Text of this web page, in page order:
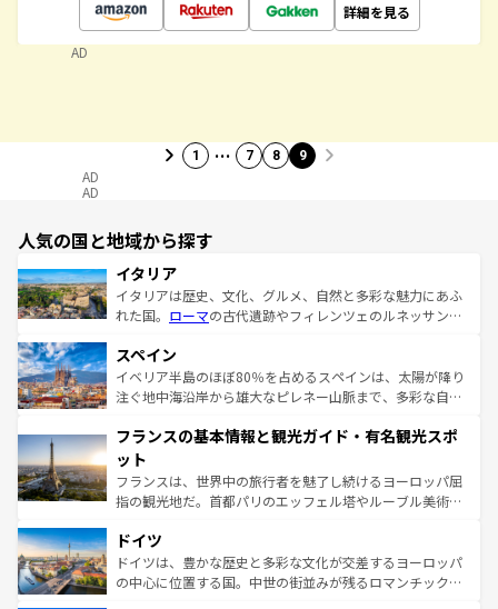
詳細を見る
AD
1 … 7 8 9
AD
AD
人気の国と地域から探す
イタリア
イタリアは歴史、文化、グルメ、自然と多彩な魅力にあふ
れた国。 ローマの古代遺跡やフィレンツェのルネッサンス
ろん、トスカーナの美しい田園風景やアマルフィ海岸の絶
景など、自然景観も見逃せない。観光の合間には、本場の
ピザやパスタなど、絶品のイタリア料理を堪能することも
ませてくれるイタリアで、忘れられない旅をしてみよう！
なお、新着のイタリア情報は
しい。
スペイン
イベリア半島のほぼ80％を占めるスペインは、太陽が降り
注ぐ地中海沿岸から雄大なピレネー山脈まで、多彩な自然
文化が根付くこの国では、情熱的なフラメンコ、熱気あふ
れる闘牛、そして美味しいタパスが生活の一部となってい
る。首都マドリードの洗練された雰囲気や、バルセロナの
アートに溢れた街角から、地方では古代ローマ遺跡や中世
せる。地方によって風土や気候が異なるスペインはその個
性で訪れる人を魅了する。 なお、新着のスペイン情報は コ
ンテンツ一覧を参照してほしい。
フランスの基本情報と観光ガイド・有名観光スポ
ット
フランスは、世界中の旅行者を魅了し続けるヨーロッパ屈
指の観光地だ。首都パリのエッフェル塔やルーブル美術館
で、幅広い魅力が詰まっている。華麗な宮殿、歴史的な大
聖堂、美しいビーチ、そして豊かな自然が、訪れる者を心
から魅了する。また、フランスは美食の国としても知ら
ドイツ
ドイツは、豊かな歴史と多彩な文化が交差するヨーロッパ
の中心に位置する国。中世の街並みが残るロマンチック街